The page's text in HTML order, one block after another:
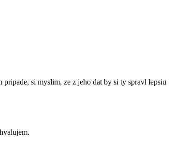
si myslim, ze z jeho dat by si ty spravl lepsiu